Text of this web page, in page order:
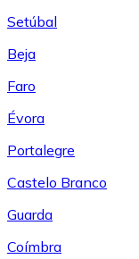
Setúbal
Beja
Faro
Évora
Portalegre
Castelo Branco
Guarda
Coímbra